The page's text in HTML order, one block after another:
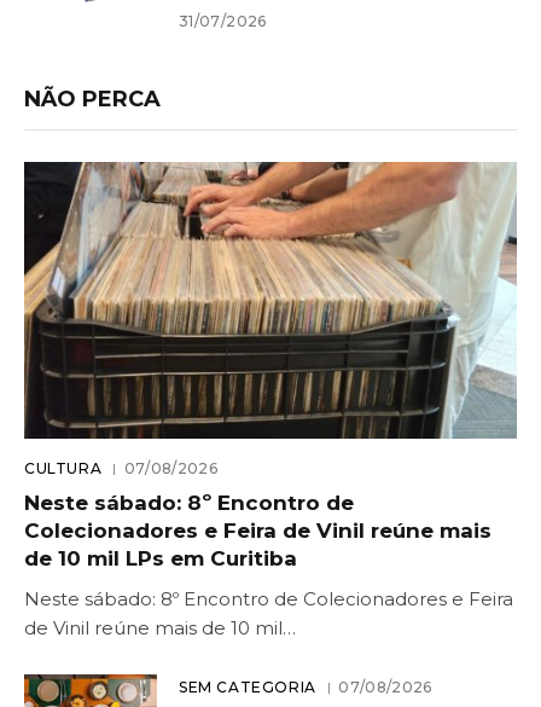
31/07/2026
NÃO PERCA
CULTURA 07/08/2026
Neste sábado: 8º Encontro de
Colecionadores e Feira de Vinil reúne mais
de 10 mil LPs em Curitiba
Neste sábado: 8º Encontro de Colecionadores e Feira
de Vinil reúne mais de 10 mil…
SEM CATEGORIA 07/08/2026